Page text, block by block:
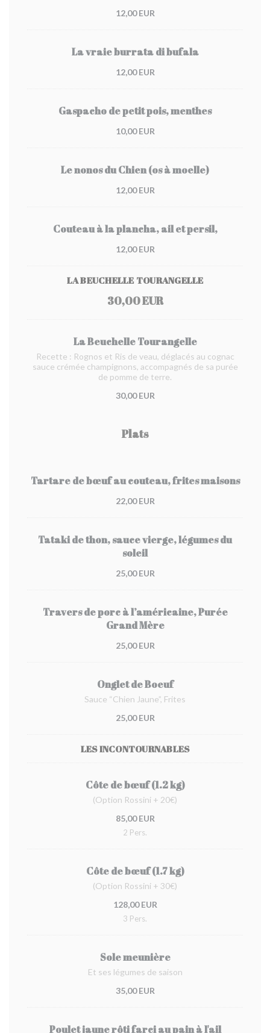
12,00 EUR
La vraie burrata di bufala
12,00 EUR
Gaspacho de petit pois, menthes
10,00 EUR
Le nonos du Chien (os à moelle)
12,00 EUR
Couteau à la plancha, ail et persil,
12,00 EUR
LA BEUCHELLE TOURANGELLE
30,00 EUR
La Beuchelle Tourangelle
Recette : Rognos et Ris de veau, déglacés au cognac
sauce crémée champignons, accompagnés de sa purée
de pomme de terre.
30,00 EUR
Plats
Tartare de bœuf au couteau, frites maisons
22,00 EUR
Tataki de thon, sauce vierge, légumes du
soleil
25,00 EUR
Travers de porc à l’américaine, Purée
Grand Mère
25,00 EUR
Onglet de Boeuf
Sauce “Chien Jaune”, Frites
25,00 EUR
LES INCONTOURNABLES
Côte de bœuf (1.2 kg)
(Option Rossini + 20€)
85,00 EUR
2 Pers.
Côte de bœuf (1.7 kg)
(Option Rossini + 30€)
128,00 EUR
3 Pers.
Sole meunière
Et ses légumes de saison
35,00 EUR
Poulet jaune rôti farci au pain à l'ail